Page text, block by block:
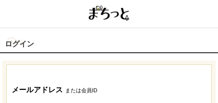
ログイン
メールアドレス または会員ID